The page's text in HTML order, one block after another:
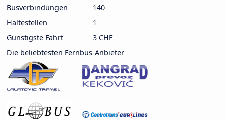
Busverbindungen
140
Haltestellen
1
Günstigste Fahrt
3 CHF
Die beliebtesten Fernbus-Anbieter